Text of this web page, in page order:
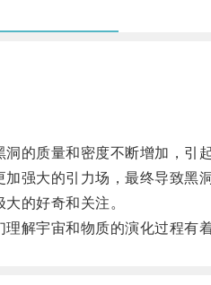
质量和密度不断增加，引
大的引力场，最终导致黑洞
的好奇和关注。
宇宙和物质的演化过程有着